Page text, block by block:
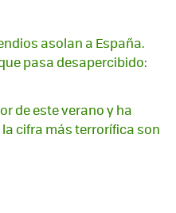
asolan a España.
pasa desapercibido:
de este verano y ha
cifra más terrorífica son